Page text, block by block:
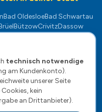
Bad OldesloeBad Schwartau
BützowCrivitzDassow
RehnaReinfeld
SchwerinSternberg
Strand
Wittenburg Zarrentin
technisch notwendige
am Kundenkonto).
unserer Seite
Cookies, kein
an Drittanbieter).